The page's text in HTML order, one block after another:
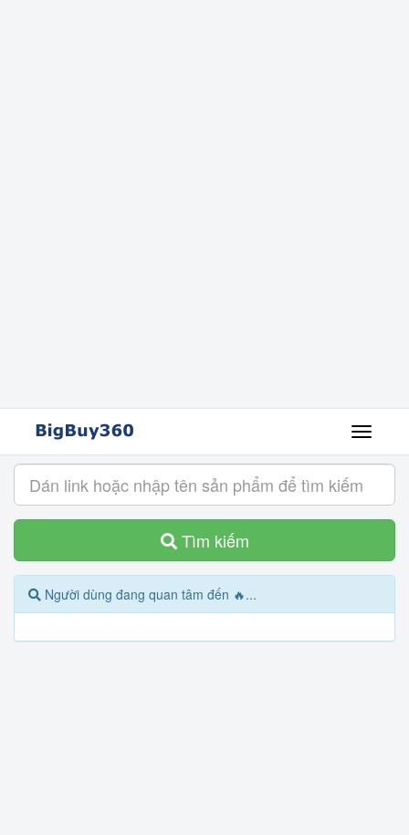
Tìm kiếm
Người dùng đang quan tâm đến 🔥...